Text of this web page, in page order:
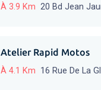
À 3.9 Km 20 Bd Jean
Atelier Rapid Motos
À 4.1 Km 16 Rue De La